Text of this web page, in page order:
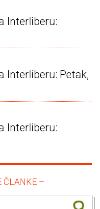
Interliberu:
Interliberu: Petak,
Interliberu:
ČLANKE –